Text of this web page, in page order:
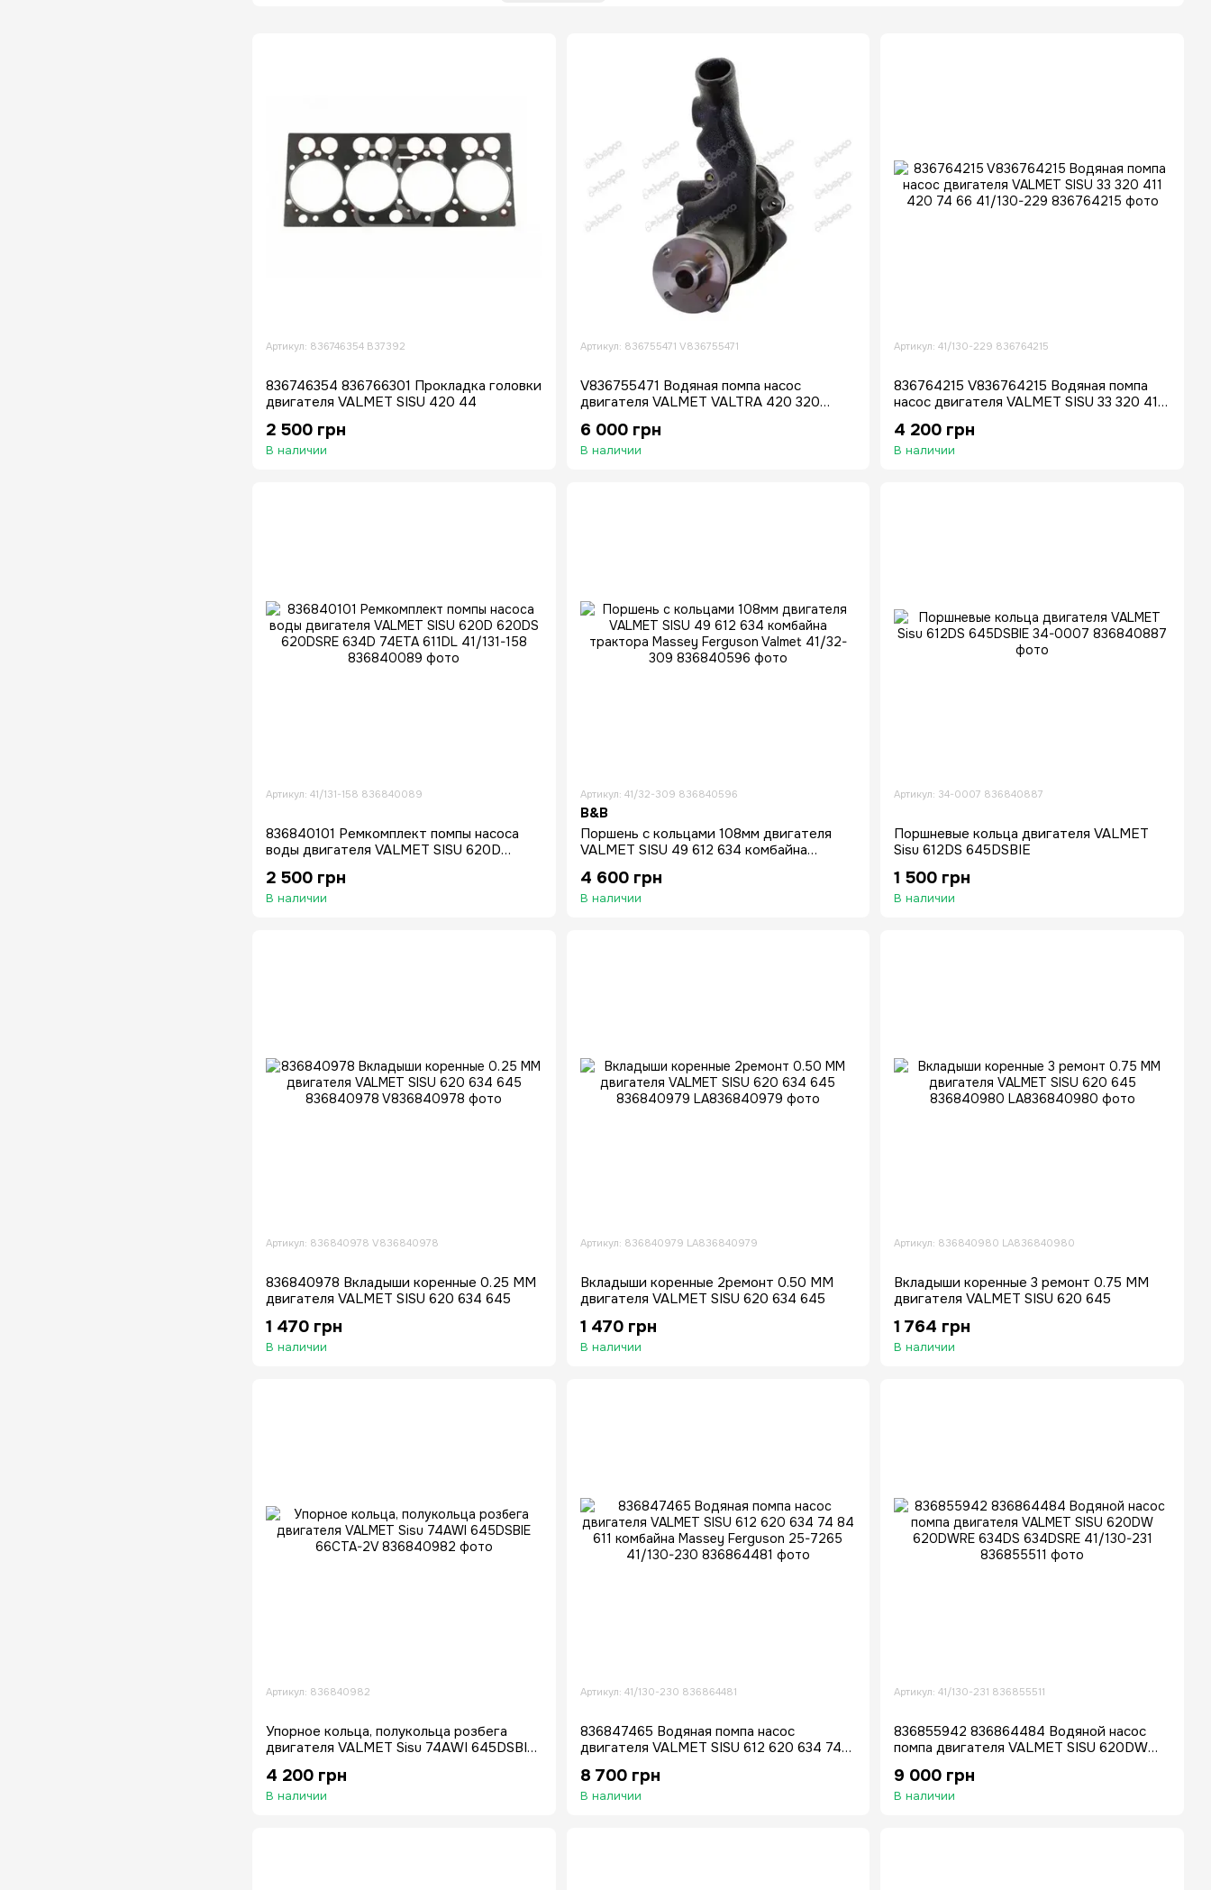
Артикул: 836746354 B37392
836746354 836766301 Прокладка головки
двигателя VALMET SISU 420 44
2 500 грн
В наличии
Артикул: 836755471 V836755471
V836755471 Водяная помпа насос
двигателя VALMET VALTRA 420 320
6 000 грн
В наличии
Артикул: 41/130-229 836764215
836764215 V836764215 Водяная помпа
насос двигателя VALMET SISU 33 320 411
4 200 грн
В наличии
Артикул: 41/131-158 836840089
836840101 Ремкомплект помпы насоса
воды двигателя VALMET SISU 620D
2 500 грн
В наличии
Артикул: 41/32-309 836840596
B&B
Поршень с кольцами 108мм двигателя
VALMET SISU 49 612 634 комбайна
4 600 грн
В наличии
Артикул: 34-0007 836840887
Поршневые кольца двигателя VALMET
Sisu 612DS 645DSBIE
1 500 грн
В наличии
Артикул: 836840978 V836840978
836840978 Вкладыши коренные 0.25 MM
двигателя VALMET SISU 620 634 645
1 470 грн
В наличии
Артикул: 836840979 LA836840979
Вкладыши коренные 2ремонт 0.50 MM
двигателя VALMET SISU 620 634 645
1 470 грн
В наличии
Артикул: 836840980 LA836840980
Вкладыши коренные 3 ремонт 0.75 MM
двигателя VALMET SISU 620 645
1 764 грн
В наличии
Артикул: 836840982
Упорное кольца, полукольца розбега
двигателя VALMET Sisu 74AWI 645DSBIE
4 200 грн
В наличии
Артикул: 41/130-230 836864481
836847465 Водяная помпа насос
двигателя VALMET SISU 612 620 634 74
7265
8 700 грн
В наличии
Артикул: 41/130-231 836855511
836855942 836864484 Водяной насос
помпа двигателя VALMET SISU 620DW
9 000 грн
В наличии